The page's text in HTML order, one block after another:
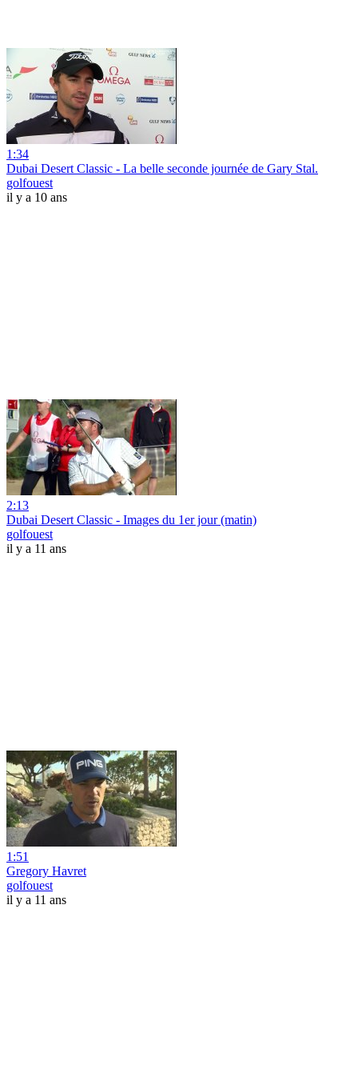
1:34
Dubai Desert Classic - La belle seconde journée de Gary Stal.
golfouest
il y a 10 ans
2:13
Dubai Desert Classic - Images du 1er jour (matin)
golfouest
il y a 11 ans
1:51
Gregory Havret
golfouest
il y a 11 ans